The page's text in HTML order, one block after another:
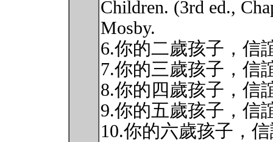
Children. (3rd ed.,
Mosby.
6.你的二歲孩子，信
7.你的三歲孩子，信
8.你的四歲孩子，信
9.你的五歲孩子，信
10.你的六歲孩子，